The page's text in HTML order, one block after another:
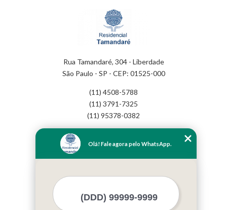
Rua Tamandaré, 304 - Liberdade
São Paulo - SP - CEP: 01525-000
(11) 4508-5788
(11) 3791-7325
(11) 95378-0382
Empresa
Missão
Mapa do site
Mais Serviços
Olá! Fale agora pelo WhatsApp.